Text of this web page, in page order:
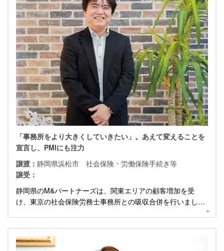
「事務所をより大きくしていきたい」。あえて変えることを
宣言し、PMIにも注力
譲渡： 静岡県浜松市 社会保険・労働保険手続き等
譲受：
静岡県のM&パートナーズは、関東エリアの顧客増加を受
け、東京の社会保険労務士事務所との吸収合併を行いまし